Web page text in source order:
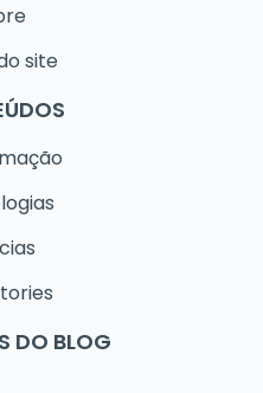
site
DO BLOG